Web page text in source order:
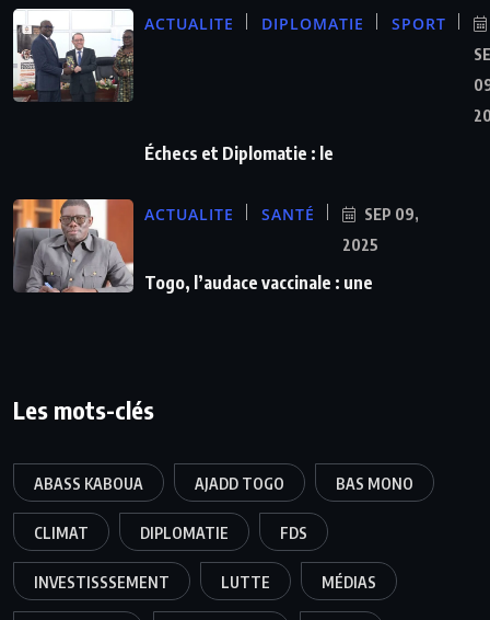
ACTUALITE DIPLOMATIE SPORT
Échecs et Diplomatie : le
ACTUALITE SANTÉ
SEP 09,
2025
Togo, l’audace vaccinale : une
Les mots-clés
ABASS KABOUA AJADD TOGO BAS MONO
CLIMAT DIPLOMATIE FDS
INVESTISSSEMENT LUTTE MÉDIAS